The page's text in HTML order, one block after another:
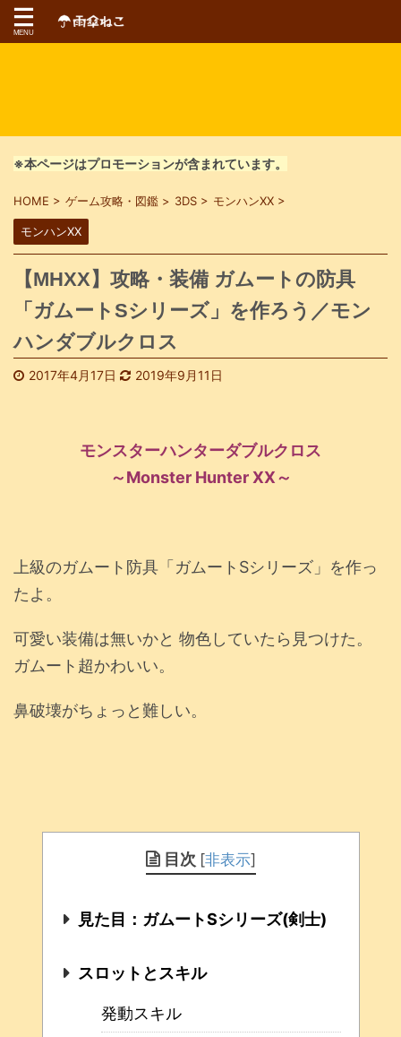
※本ページはプロモーションが含まれています。
HOME > ゲーム攻略・図鑑 > 3DS > モンハンXX >
モンハンXX
【MHXX】攻略・装備 ガムートの防具
「ガムートSシリーズ」を作ろう／モン
ハンダブルクロス
2017年4月17日 2019年9月11日
モンスターハンターダブルクロス
～Monster Hunter XX～
上級のガムート防具「ガムートSシリーズ」を作っ
たよ。
可愛い装備は無いかと 物色していたら見つけた。
ガムート超かわいい。
鼻破壊がちょっと難しい。
目次 [非表示]
見た目：ガムートSシリーズ(剣士)
スロットとスキル
発動スキル